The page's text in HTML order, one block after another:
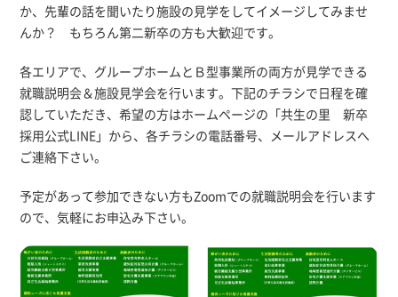
か、先輩の話を聞いたり施設の見学をしてイメージしてみませ
んか？ もちろん第二新卒の方も大歓迎です。
各エリアで、グループホームとＢ型事業所の両方が見学できる
就職説明会＆施設見学会を行います。下記のチラシで日程を確
認していただき、希望の方はホームページの「共生の里 新卒
採用公式LINE」から、各チラシの電話番号、メールアドレスへ
ご連絡下さい。
予定があって参加できない方もZoomでの就職説明会を行います
ので、気軽にお申込み下さい。